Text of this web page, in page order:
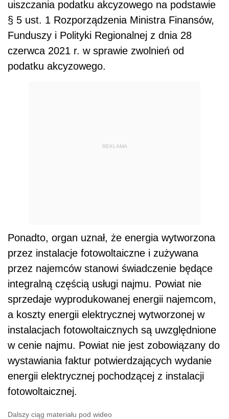
uiszczania podatku akcyzowego na podstawie
§ 5 ust. 1 Rozporządzenia Ministra Finansów,
Funduszy i Polityki Regionalnej z dnia 28
czerwca 2021 r. w sprawie zwolnień od
podatku akcyzowego.
REKLAMA
Ponadto, organ uznał, że energia wytworzona
przez instalacje fotowoltaiczne i zużywana
przez najemców stanowi świadczenie będące
integralną częścią usługi najmu. Powiat nie
sprzedaje wyprodukowanej energii najemcom,
a koszty energii elektrycznej wytworzonej w
instalacjach fotowoltaicznych są uwzględnione
w cenie najmu. Powiat nie jest zobowiązany do
wystawiania faktur potwierdzających wydanie
energii elektrycznej pochodzącej z instalacji
fotowoltaicznej.
Dalszy ciąg materiału pod wideo